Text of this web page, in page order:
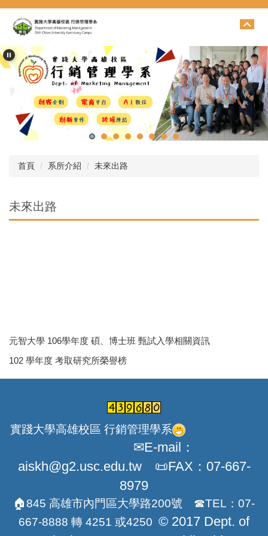
跳
要
內
容
首頁 系所介紹 未來出路
未來出路
元智大學 106學年度 碩、博士班 甄試入學相關資訊
102 學年度 考取研究所榮譽榜
實踐大學高雄校區 行銷管理學系
✉E-mail：
aiskh@g2.usc.edu.tw 📜FAX：07-667-
8979
🏠845 高雄市內門區大學路200號 ☎TEL：07-
667-8888 轉 4251 或4250 © 2017 Dept. of